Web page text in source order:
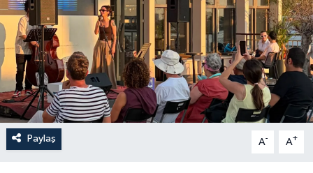
Paylaş A- A+